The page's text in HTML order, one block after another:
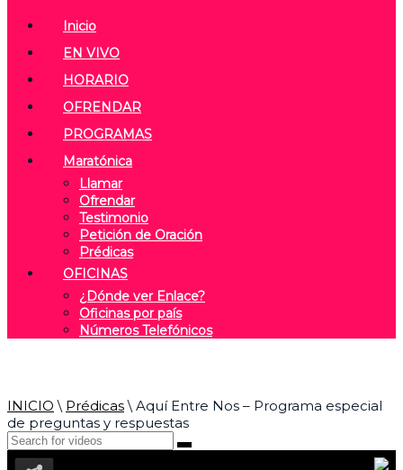
Inicio
EN VIVO
HORARIO
OFRENDAR
PROGRAMAS
Maratónica
Llamar
Ofrendar
Testimonio
Petición de Oración
Prédicas
OFICINAS
¿Dónde ver Enlace?
Oficinas por país
Números Telefónicos
INICIO \ Prédicas\ Aquí Entre Nos – Programa especial
de preguntas y respuestas